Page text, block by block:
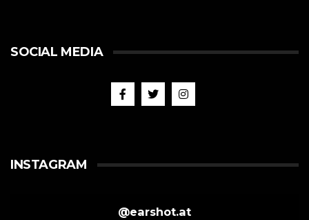
SOCIAL MEDIA
INSTAGRAM
@earshot.at